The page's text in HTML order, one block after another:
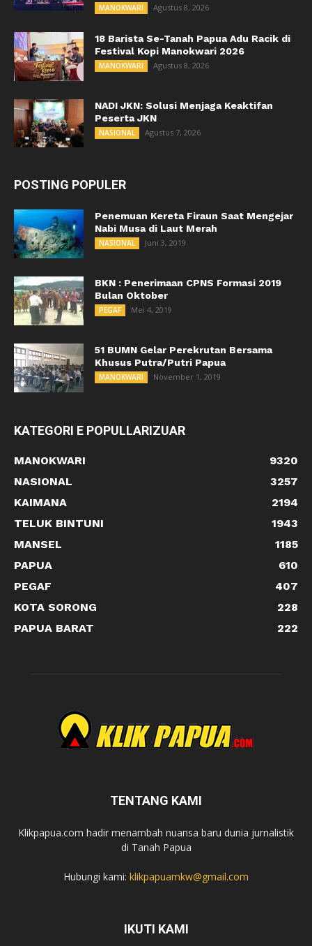
MANOKWARI Agustus 8, 2026
18 Barista Se-Tanah Papua Adu Racik di
Festival Kopi Manokwari 2026
MANOKWARI Agustus 8, 2026
NADI JKN: Solusi Menjaga Keaktifan
Peserta JKN
NASIONAL Agustus 7, 2026
POSTING POPULER
Penemuan Kereta Firaun Saat Mengejar
Nabi Musa di Laut Merah
NASIONAL Juni 3, 2019
BKN : Penerimaan CPNS Formasi 2019
Bulan Oktober
PEGAF Mei 4, 2019
51 BUMN Gelar Perekrutan Bersama
Khusus Putra/Putri Papua
MANOKWARI November 1, 2019
KATEGORI E POPULLARIZUAR
MANOKWARI
9320
NASIONAL
3257
KAIMANA
2194
TELUK BINTUNI
1943
MANSEL
1185
PAPUA
610
PEGAF
407
KOTA SORONG
228
PAPUA BARAT
222
TENTANG KAMI
Klikpapua.com hadir menambah nuansa baru dunia jurnalistik
di Tanah Papua
Hubungi kami: klikpapuamkw@gmail.com
IKUTI KAMI